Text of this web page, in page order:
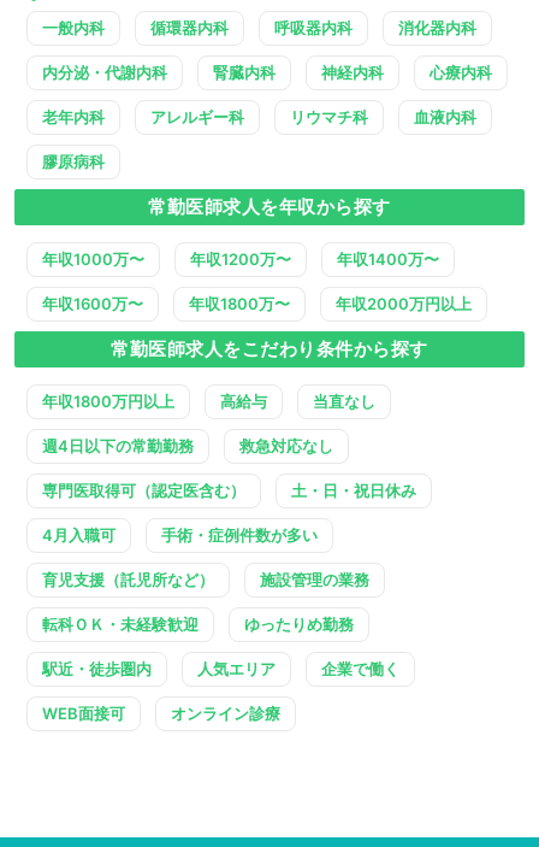
一般内科 循環器内科 呼吸器内科 消化器内科
内分泌・代謝内科 腎臓内科 神経内科 心療内科
老年内科 アレルギー科 リウマチ科 血液内科
膠原病科
常勤医師求人を年収から探す
年収1000万〜 年収1200万〜 年収1400万〜
年収1600万〜 年収1800万〜 年収2000万円以上
常勤医師求人をこだわり条件から探す
年収1800万円以上 高給与 当直なし
週4日以下の常勤勤務 救急対応なし
専門医取得可（認定医含む） 土・日・祝日休み
4月入職可 手術・症例件数が多い
育児支援（託児所など） 施設管理の業務
転科ＯＫ・未経験歓迎 ゆったりめ勤務
駅近・徒歩圏内 人気エリア 企業で働く
WEB面接可 オンライン診療